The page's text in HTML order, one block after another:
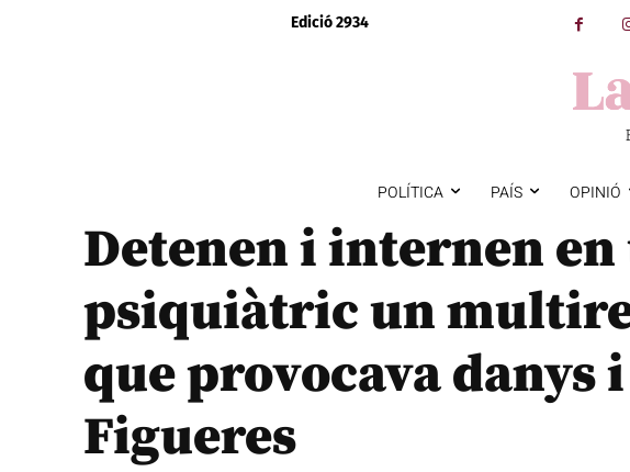
Edició 2934
POLÍTICA PAÍS OPINIÓ
Detenen i internen en
psiquiàtric un
que provocava danys
Figueres